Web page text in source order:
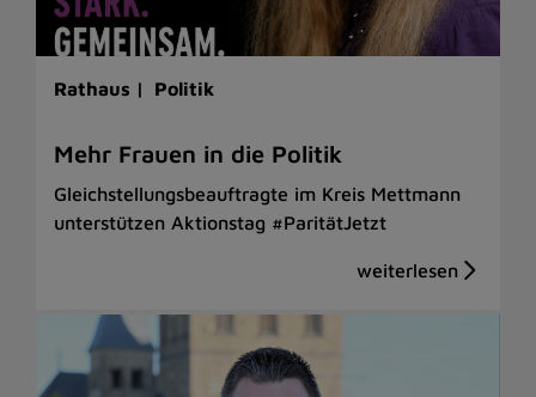
Rathaus | Politik
Mehr Frauen in die Politik
Gleichstellungsbeauftragte im Kreis Mettmann
unterstützen Aktionstag #ParitätJetzt